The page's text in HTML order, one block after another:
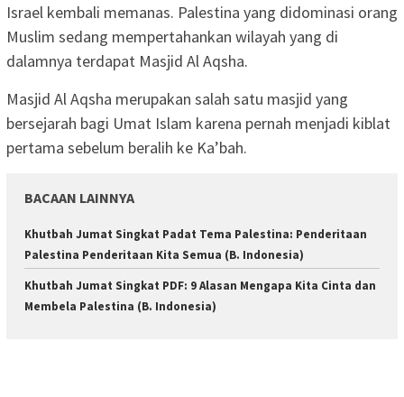
Israel kembali memanas. Palestina yang didominasi orang
Muslim sedang mempertahankan wilayah yang di
dalamnya terdapat Masjid Al Aqsha.
Masjid Al Aqsha merupakan salah satu masjid yang
bersejarah bagi Umat Islam karena pernah menjadi kiblat
pertama sebelum beralih ke Ka’bah.
BACAAN LAINNYA
Khutbah Jumat Singkat Padat Tema Palestina: Penderitaan
Palestina Penderitaan Kita Semua (B. Indonesia)
Khutbah Jumat Singkat PDF: 9 Alasan Mengapa Kita Cinta dan
Membela Palestina (B. Indonesia)